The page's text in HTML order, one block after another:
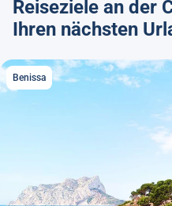
Reiseziele an der
Ihren nächsten
Benissa